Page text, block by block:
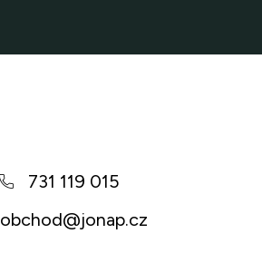
731 119 015
obchod@jonap.cz